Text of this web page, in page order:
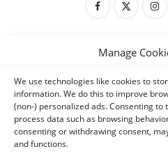
Manage
We use technologies like cookies to
information. We do this to improve
(non-) personalized ads. Consenting
process data such as browsing
consenting or withdrawing consent,
and functions.